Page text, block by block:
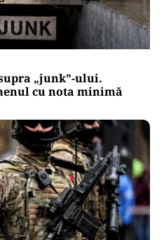
„junk”-ului.
cu nota minimă